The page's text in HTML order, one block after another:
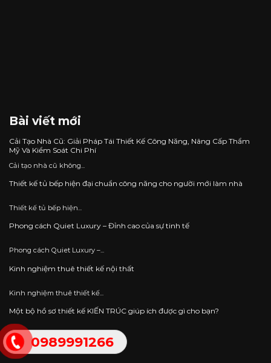
0989991266
Bài viết mới
Cải Tạo Nhà Cũ: Giải Pháp Tái Thiết Kế Công Năng, Nâng Cấp Thẩm
Mỹ Và Kiểm Soát Chi Phí
Cải tạo nhà cũ không...
Thiết kế tủ bếp hiện đại chuẩn công năng cho người mới làm nhà
Thiết kế tủ bếp hiện...
Phong cách Quiet Luxury – Đỉnh cao của sự tinh tế
Phong cách Quiet Luxury –...
Kinh nghiệm thuê thiết kế nội thất
Kinh nghiệm thuê thiết kế...
Một bộ hồ sơ thiết kế KIẾN TRÚC giúp ích được gì cho bạn?
Một bộ hồ sơ thiết...